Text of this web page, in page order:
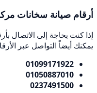
أرقام صيانة سخانات
إذا كنت بحاجة إلى الاتصال
يمكنك أيضاً التواصل عبر
01099171922
01050887010
0237491500